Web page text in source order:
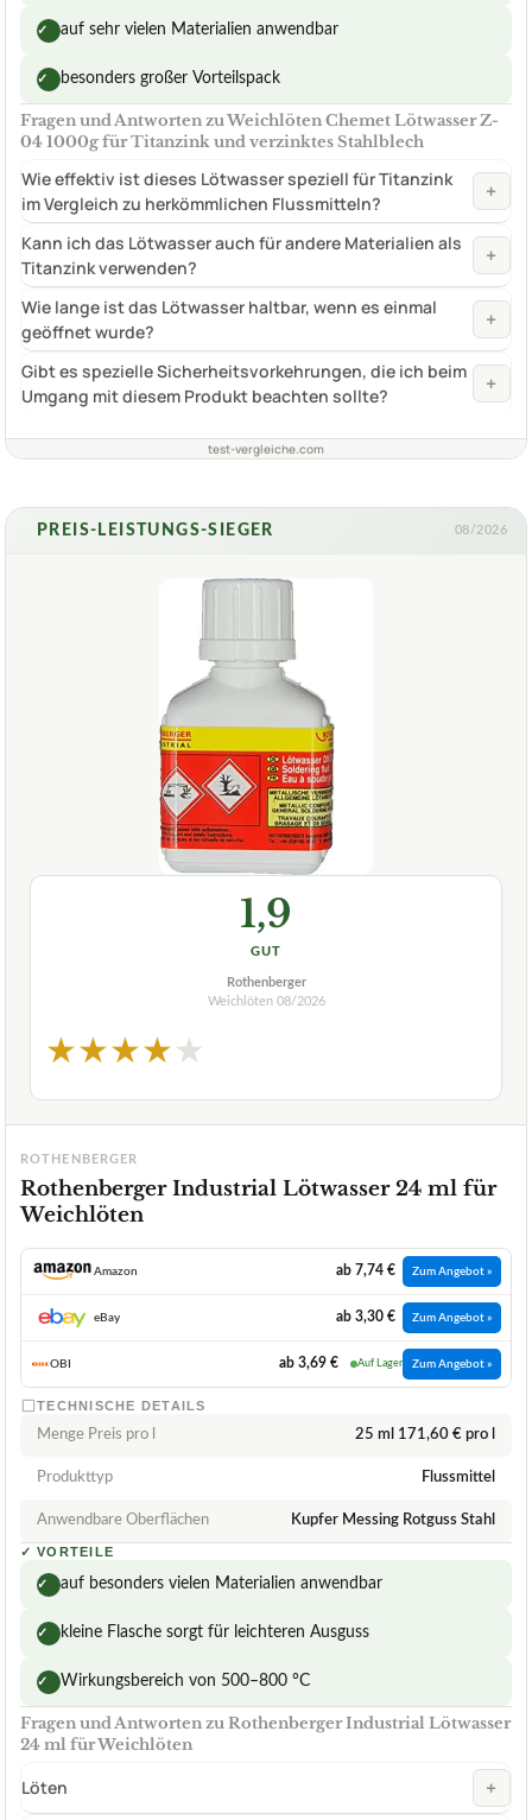
✓ auf sehr vielen Materialien anwendbar
✓ besonders großer Vorteilspack
Fragen und Antworten zu Weichlöten Chemet Lötwasser Z-
04 1000g für Titanzink und verzinktes Stahlblech
Wie effektiv ist dieses Lötwasser speziell für Titanzink
im Vergleich zu herkömmlichen Flussmitteln?
+
Kann ich das Lötwasser auch für andere Materialien als
Titanzink verwenden?
+
Wie lange ist das Lötwasser haltbar, wenn es einmal
geöffnet wurde?
+
Gibt es spezielle Sicherheitsvorkehrungen, die ich beim
Umgang mit diesem Produkt beachten sollte?
+
test-vergleiche.com
PREIS-LEISTUNGS-SIEGER 08/2026
1,9
GUT
Rothenberger
Weichlöten 08/2026
★★★★★
ROTHENBERGER
Rothenberger Industrial Lötwasser 24 ml für
Weichlöten
Amazon ab 7,74 € Zum Angebot »
eBay ab 3,30 € Zum Angebot »
OBI ab 3,69 € Auf Lager Zum Angebot »
TECHNISCHE DETAILS
Menge Preis pro l 25 ml 171,60 € pro l
Produkttyp Flussmittel
Anwendbare Oberflächen Kupfer Messing Rotguss Stahl
✓ VORTEILE
✓ auf besonders vielen Materialien anwendbar
✓ kleine Flasche sorgt für leichteren Ausguss
✓ Wirkungsbereich von 500–800 °C
Fragen und Antworten zu Rothenberger Industrial Lötwasser
24 ml für Weichlöten
Löten +